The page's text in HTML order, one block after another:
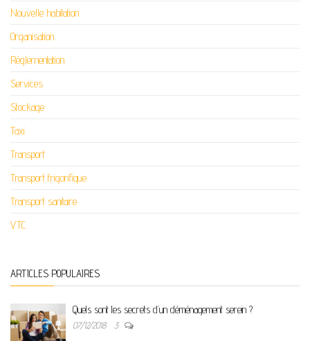
Nouvelle habitation
Organisation
Réglementation
Services
Stockage
Taxi
Transport
Transport frigorifique
Transport sanitaire
VTC
ARTICLES POPULAIRES
Quels sont les secrets d’un déménagement serein ?
07/12/2018 3